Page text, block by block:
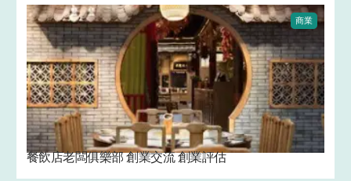
商業
餐飲店老闆俱樂部 創業交流 創業評估